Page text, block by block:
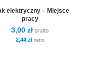
elektryczny – Miejsce
pracy
3,00 zł brutto
2,44 złnetto